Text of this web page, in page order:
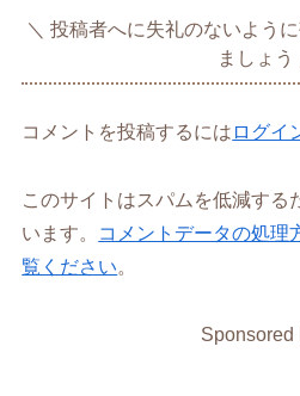
投稿者へに失礼のないよう
ましょう
コメントを投稿するには ログイ
このサイトはスパムを低減する
います。
コメントデータの処理
覧ください。
Sponsored